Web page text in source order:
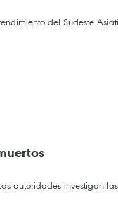
del Sudeste
autoridades investigan